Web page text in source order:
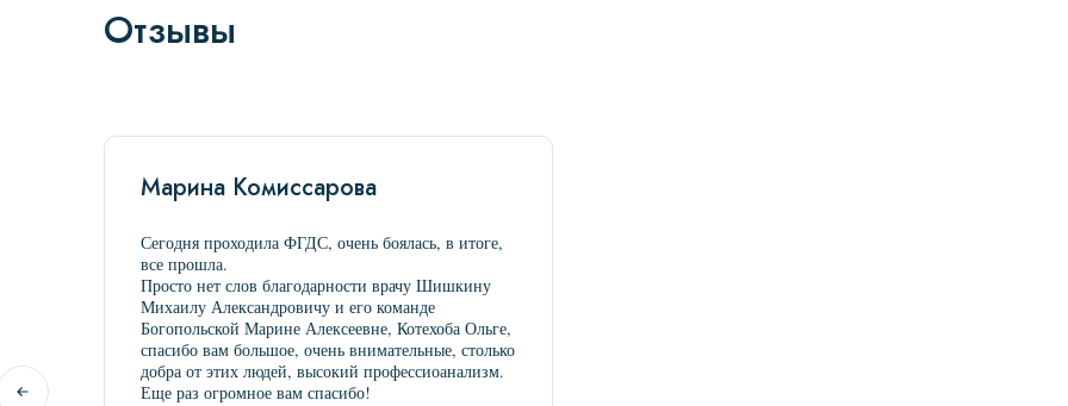
Отзывы
Марина Комиссарова
Сегодня проходила ФГДС, очень боялась, в итоге,
все прошла.
Просто нет слов благодарности врачу Шишкину
Михаилу Александровичу и его команде
Богопольской Марине Алексеевне, Котехоба Ольге,
спасибо вам большое, очень внимательные, столько
добра от этих людей, высокий профессиоанализм.
Еще раз огромное вам спасибо!